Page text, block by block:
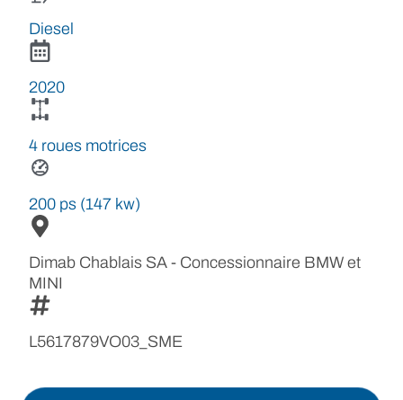
Diesel
2020
4 roues motrices
200 ps (147 kw)
Dimab Chablais SA - Concessionnaire BMW et
MINI
L5617879VO03_SME